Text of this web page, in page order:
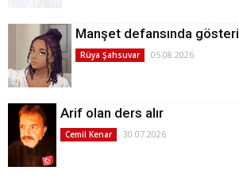
Manşet defansında gösteri
Rüya Şahsuvar 05.08.2026
Arif olan ders alır
Cemil Kenar 30.07.2026